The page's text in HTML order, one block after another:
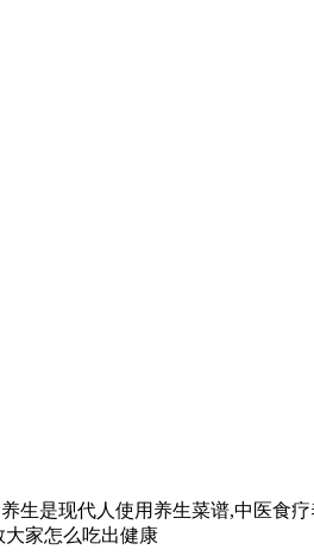
生是现代人使用养生菜谱,中医食
家怎么吃出健康